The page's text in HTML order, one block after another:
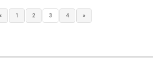
1 2 3 4 »